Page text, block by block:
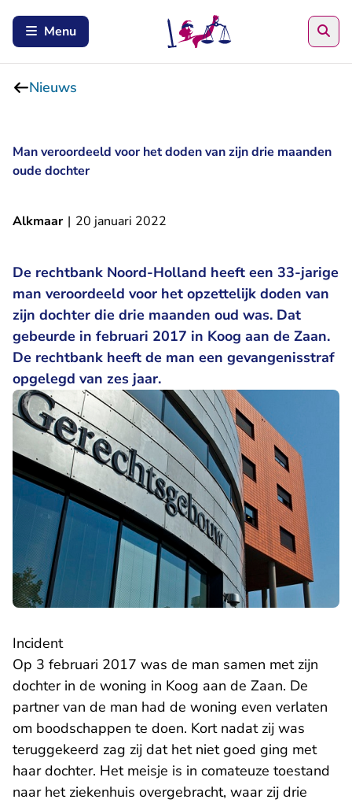
Menu
Nieuws
Man veroordeeld voor het doden van zijn drie maanden
oude dochter
Alkmaar | 20 januari 2022
De rechtbank Noord-Holland heeft een 33-jarige
man veroordeeld voor het opzettelijk doden van
zijn dochter die drie maanden oud was. Dat
gebeurde in februari 2017 in Koog aan de Zaan.
De rechtbank heeft de man een gevangenisstraf
opgelegd van zes jaar.
Incident
Op 3 februari 2017 was de man samen met zijn
dochter in de woning in Koog aan de Zaan. De
partner van de man had de woning even verlaten
om boodschappen te doen. Kort nadat zij was
teruggekeerd zag zij dat het niet goed ging met
haar dochter. Het meisje is in comateuze toestand
naar het ziekenhuis overgebracht, waar zij drie